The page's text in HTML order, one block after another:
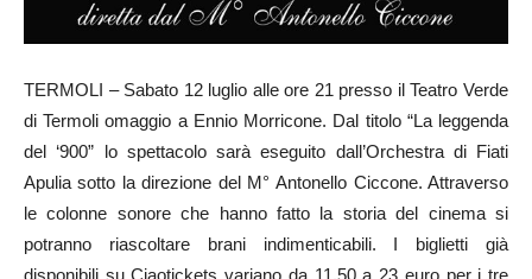
TERMOLI – Sabato 12 luglio alle ore 21 presso il Teatro Verde
di Termoli omaggio a Ennio Morricone. Dal titolo “La leggenda
del ‘900” lo spettacolo sarà eseguito dall’Orchestra di Fiati
Apulia sotto la direzione del M° Antonello Ciccone. Attraverso
le colonne sonore che hanno fatto la storia del cinema si
potranno riascoltare brani indimenticabili. I biglietti già
disponibili su Ciaotickets variano da 11.50 a 23 euro per i tre